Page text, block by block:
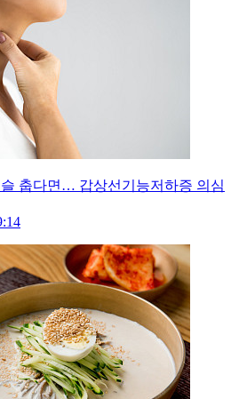
춥다면… 갑상선기능저하증 의심